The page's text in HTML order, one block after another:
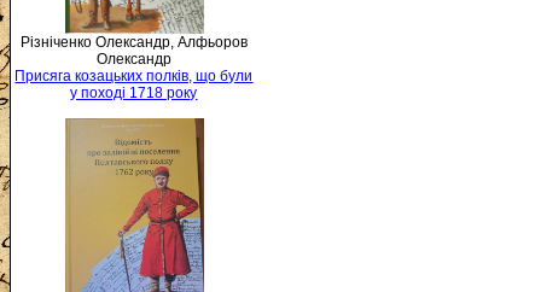
Різніченко Олександр, Алфьоров
Олександр
Присяга козацьких полків, що були
у поході 1718 року